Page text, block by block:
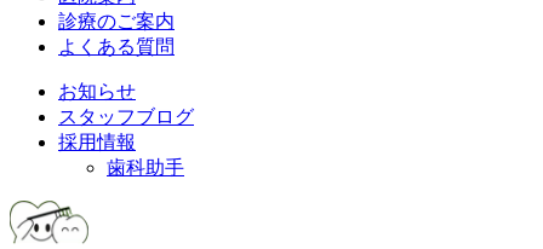
診療のご案内
よくある質問
お知らせ
スタッフブログ
採用情報
歯科助手